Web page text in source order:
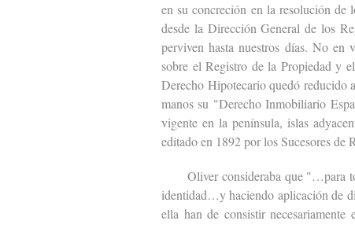
en su concreción en la resolución de
desde la Dirección General de los
perviven hasta nuestros días. No
sobre el Registro de la Propiedad y
Derecho Hipotecario quedó reducido
manos su "Derecho Inmobiliario
vigente en la península, islas
editado en 1892 por los Sucesores de
Oliver consideraba que "…para
identidad…y haciendo aplicación de
ella han de consistir